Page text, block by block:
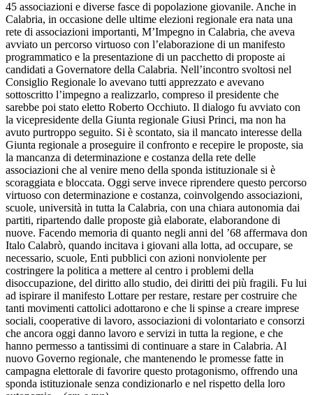
45 associazioni e diverse fasce di popolazione giovanile. Anche in
Calabria, in occasione delle ultime elezioni regionale era nata una
rete di associazioni importanti, M’Impegno in Calabria, che aveva
avviato un percorso virtuoso con l’elaborazione di un manifesto
programmatico e la presentazione di un pacchetto di proposte ai
candidati a Governatore della Calabria. Nell’incontro svoltosi nel
Consiglio Regionale lo avevano tutti apprezzato e avevano
sottoscritto l’impegno a realizzarlo, compreso il presidente che
sarebbe poi stato eletto Roberto Occhiuto. Il dialogo fu avviato con
la vicepresidente della Giunta regionale Giusi Princi, ma non ha
avuto purtroppo seguito. Si è scontato, sia il mancato interesse della
Giunta regionale a proseguire il confronto e recepire le proposte, sia
la mancanza di determinazione e costanza della rete delle
associazioni che al venire meno della sponda istituzionale si è
scoraggiata e bloccata. Oggi serve invece riprendere questo percorso
virtuoso con determinazione e costanza, coinvolgendo associazioni,
scuole, università in tutta la Calabria, con una chiara autonomia dai
partiti, ripartendo dalle proposte già elaborate, elaborandone di
nuove. Facendo memoria di quanto negli anni del ’68 affermava don
Italo Calabrò, quando incitava i giovani alla lotta, ad occupare, se
necessario, scuole, Enti pubblici con azioni nonviolente per
costringere la politica a mettere al centro i problemi della
disoccupazione, del diritto allo studio, dei diritti dei più fragili. Fu lui
ad ispirare il manifesto Lottare per restare, restare per costruire che
tanti movimenti cattolici adottarono e che li spinse a creare imprese
sociali, cooperative di lavoro, associazioni di volontariato e consorzi
che ancora oggi danno lavoro e servizi in tutta la regione, e che
hanno permesso a tantissimi di continuare a stare in Calabria. Al
nuovo Governo regionale, che mantenendo le promesse fatte in
campagna elettorale di favorire questo protagonismo, offrendo una
sponda istituzionale senza condizionarlo e nel rispetto della loro